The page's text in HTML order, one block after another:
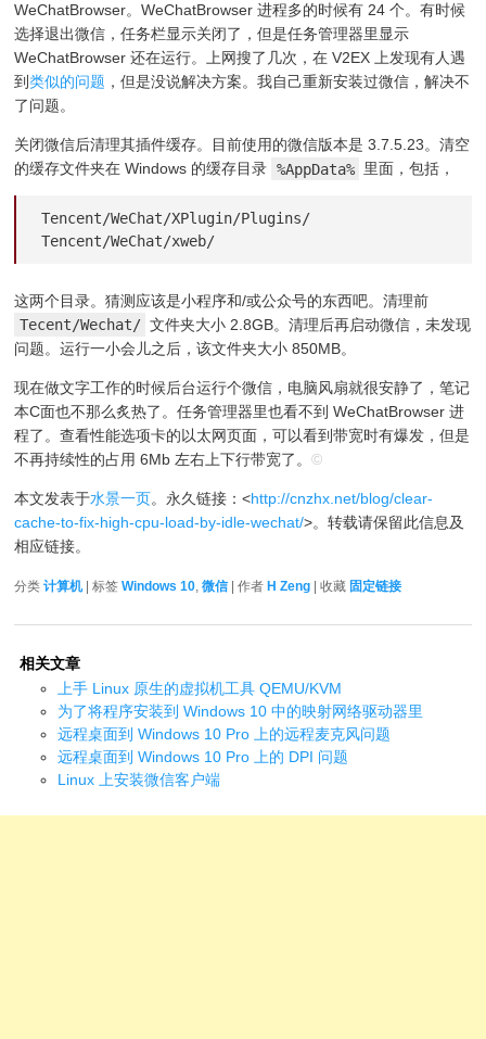
WeChatBrowser。WeChatBrowser 进程多的时候有 24 个。有时候
选择退出微信，任务栏显示关闭了，但是任务管理器里显示
WeChatBrowser 还在运行。上网搜了几次，在 V2EX 上发现有人遇
到类似的问题 ，但是没说解决方案。我自己重新安装过微信，解决不
了问题。
关闭微信后清理其插件缓存。目前使用的微信版本是 3.7.5.23。清空
的缓存文件夹在 Windows 的缓存目录 %AppData% 里面，包括，
Tencent/WeChat/XPlugin/Plugins/
Tencent/WeChat/xweb/
这两个目录。猜测应该是小程序和/或公众号的东西吧。清理前
Tecent/Wechat/ 文件夹大小 2.8GB。清理后再启动微信，未发现
问题。运行一小会儿之后，该文件夹大小 850MB。
现在做文字工作的时候后台运行个微信，电脑风扇就很安静了，笔记
本C面也不那么炙热了。任务管理器里也看不到 WeChatBrowser 进
程了。查看性能选项卡的以太网页面，可以看到带宽时有爆发，但是
不再持续性的占用 6Mb 左右上下行带宽了。©
本文发表于水景一页。永久链接：<http://cnzhx.net/blog/clear-
cache-to-fix-high-cpu-load-by-idle-wechat/>。转载请保留此信息及
相应链接。
分类计算机| 标签Windows 10,微信| 作者 H Zeng | 收藏 固定链接
相关文章
上手 Linux 原生的虚拟机工具 QEMU/KVM
为了将程序安装到 Windows 10 中的映射网络驱动器里
远程桌面到 Windows 10 Pro 上的远程麦克风问题
远程桌面到 Windows 10 Pro 上的 DPI 问题
Linux 上安装微信客户端